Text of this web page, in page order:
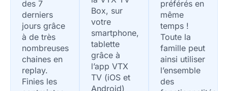
des 7
derniers
jours grâce
à de très
nombreuses
chaines en
replay.
Finies les
Box, sur
votre
smartphone,
tablette
grâce à
l’app VTX
TV (iOS et
Android)
préférés en
même
temps !
Toute la
famille peut
ainsi utiliser
l’ensemble
des